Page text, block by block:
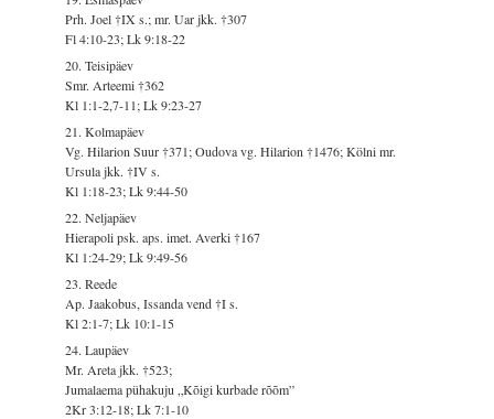
Prh. Joel †IX s.; mr. Uar jkk. †307
Fl 4:10-23; Lk 9:18-22
20. Teisipäev
Smr. Arteemi †362
Kl 1:1-2,7-11; Lk 9:23-27
21. Kolmapäev
Vg. Hilarion Suur †371; Oudova vg. Hilarion †1476; Kölni mr.
Ursula jkk. †IV s.
Kl 1:18-23; Lk 9:44-50
22. Neljapäev
Hierapoli psk. aps. imet. Averki †167
Kl 1:24-29; Lk 9:49-56
23. Reede
Ap. Jaakobus, Issanda vend †I s.
Kl 2:1-7; Lk 10:1-15
24. Laupäev
Mr. Areta jkk. †523;
Jumalaema pühakuju „Kõigi kurbade rõõm”
2Kr 3:12-18; Lk 7:1-10